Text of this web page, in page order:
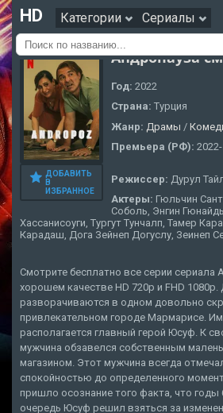
HD Категории Сериалы
ДОБАВИТЬ
В
ИЗБРАННОЕ
Андропауза
Год: 2022
Страна: Турция
Жанр: Драмы /
Премьера (РФ):
Режиссер: Дурул
Актеры: Гюльчин
Соболь, Энгин
Хассанисоуги, Тургут Тунчалп, Тамер
Карадаш, Дога Зейнеп Догуслу, Зеинеп
Смотрите бесплатно все серии сериала
хорошем качестве HD 720p и FHD 1080p.
разворачиваются в одном довольно
привлекательном городе Мармарисе.
располагается главный герой Юсуф. К
мужчина обзавелся собственным
магазином. Этот мужчина всегда
спокойностью до определенного
пришло осознание того факта, что годы
очередь Юсуф решил взяться за